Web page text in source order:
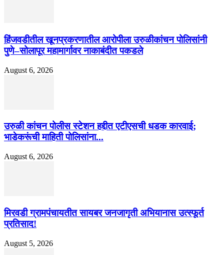
हिंजवडीतील खूनप्रकरणातील आरोपीला उरुळीकांचन पोलिसांनी
पुणे–सोलापूर महामार्गावर नाकाबंदीत पकडले
August 6, 2026
उरुळी कांचन पोलीस स्टेशन हद्दीत एटीएसची धडक कारवाई;
भाडेकरूंची माहिती पोलिसांना...
August 6, 2026
मिरवडी ग्रामपंचायतीत सायबर जनजागृती अभियानास उत्स्फूर्त
प्रतिसाद!
August 5, 2026